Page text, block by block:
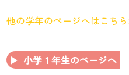
他の学年のページへはこち
小学１年生のページへ